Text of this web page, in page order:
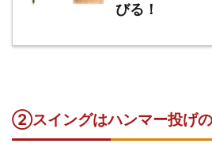
びる！
②スイングはハンマー投げ